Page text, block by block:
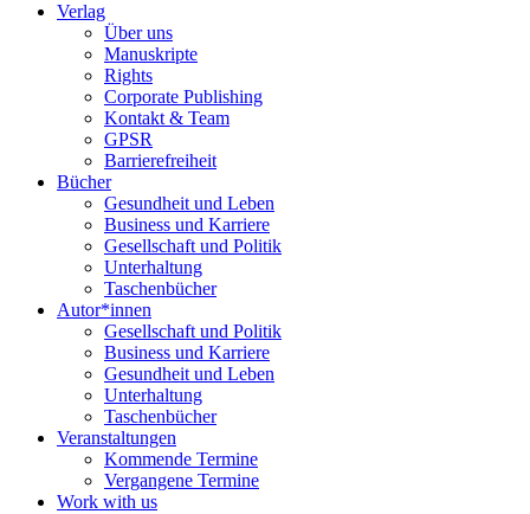
Verlag
Über uns
Manuskripte
Rights
Corporate Publishing
Kontakt & Team
GPSR
Barrierefreiheit
Bücher
Gesundheit und Leben
Business und Karriere
Gesellschaft und Politik
Unterhaltung
Taschenbücher
Autor*innen
Gesellschaft und Politik
Business und Karriere
Gesundheit und Leben
Unterhaltung
Taschenbücher
Veranstaltungen
Kommende Termine
Vergangene Termine
Work with us